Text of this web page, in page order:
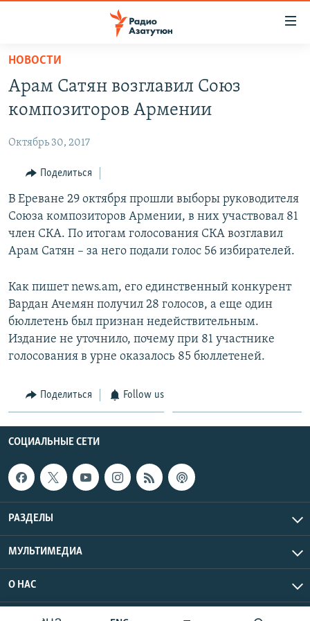
Перейти
основному
содержанию
навигации
Перейти
поиску
НОВОСТИ
ОБЩЕСТВО
ЭКОНОМИКА
РЕГИОН
НАГОРНЫЙ КАРАБАХ
КУЛЬТУРА
АРХИВ
Հայերեն
English
Все сайты Радио Азатутюн
НОВОСТИ
Арам Сатян возглавил Союз
композиторов Армении
Октябрь 30, 2017
Поделиться
В Ереване 29 октября прошли выборы руководителя
Союза композиторов Армении, в них участвовал 81
член СКА. По итогам голосования СКА возглавил
Арам Сатян – за него подали голос 56 избирателей.
Как пишет news.am, его единственный конкурент
Вардан Ачемян получил 28 голосов, а еще один
бюллетень был признан недействительным.
Издание не уточнило, почему при 81 участнике
голосования в урне оказалось 85 бюллетеней.
Поделиться Follow us
СОЦИАЛЬНЫЕ СЕТИ
РАЗДЕЛЫ
МУЛЬТИМЕДИА
О НАС